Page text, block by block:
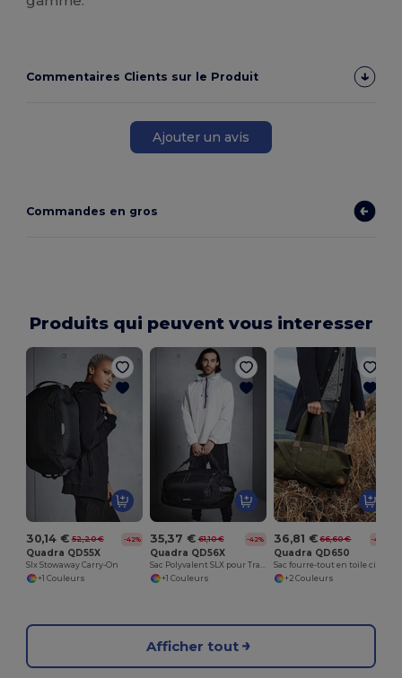
Commentaires Clients sur le Produit
Ajouter un avis
Commandes en gros
Produits qui peuvent vous interesser
30,14 € 52,20 € -42%
Quadra QD55X
Slx Stowaway Carry-On
+1 Couleurs
35,37 € 61,10 € -42%
Quadra QD56X
Sac Polyvalent SLX pour Transport et Randonnée
+1 Couleurs
36,81 € 66,60 € -45%
Quadra QD650
+2 Couleurs
Afficher tout